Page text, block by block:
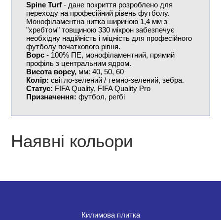
Spine Turf - дане покриття розроблено для
переходу на професійний рівень футболу.
Монофіламентна нитка шириною 1,4 мм з
"хребтом" товщиною 330 мікрон забезпечує
необхідну надійність і міцність для професійного
футболу початкового рівня.
Ворс - 100% ПЕ, монофіламентний, прямий
профіль з центральним ядром.
Висота ворсу, мм: 40, 50, 60
Колір: світло-зелений / темно-зелений, зебра.
Статус: FIFA Quality, FIFA Quality Pro
Призначення: футбол, регбі
Наявні кольори
Килимова плитка